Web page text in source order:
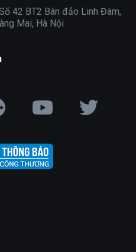
42 BT2 Bán đảo Linh Đàm,
Mai, Hà Nội